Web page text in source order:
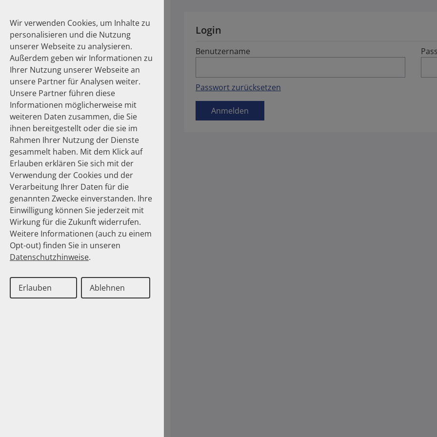
Mitglieder
Login
Mitglieder des DAPI
Mitglied werden
Login
Benutzername
Passwort zurücksetzen
Anmelden
Wir verwenden Cookies, um Inhalte zu
personalisieren und die Nutzung
unserer Webseite zu analysieren.
Außerdem geben wir Informationen zu
Ihrer Nutzung unserer Webseite an
unsere Partner für Analysen weiter.
Unsere Partner führen diese
Informationen möglicherweise mit
weiteren Daten zusammen, die Sie
ihnen bereitgestellt oder die sie im
Rahmen Ihrer Nutzung der Dienste
gesammelt haben. Mit dem Klick auf
Erlauben erklären Sie sich mit der
Verwendung der Cookies und der
Verarbeitung Ihrer Daten für die
genannten Zwecke einverstanden. Ihre
Einwilligung können Sie jederzeit mit
Wirkung für die Zukunft widerrufen.
Weitere Informationen (auch zu einem
Opt-out) finden Sie in unseren
Datenschutzhinweise.
Erlauben Ablehnen